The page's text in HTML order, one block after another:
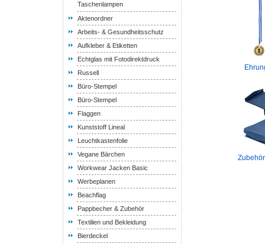
Taschenlampen
Aktenordner
Arbeits- & Gesundheitsschutz
Aufkleber & Etiketten
Echtglas mit Fotodirektdruck
Russell
Büro-Stempel
Büro-Stempel
Flaggen
Kunststoff Lineal
Leuchtkastenfolie
Vegane Bärchen
Workwear Jacken Basic
Werbeplanen
Beachflag
Pappbecher & Zubehör
Textilien und Bekleidung
Bierdeckel